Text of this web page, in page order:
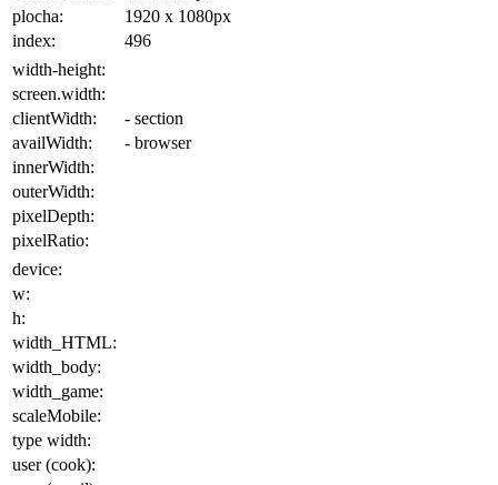
plocha: 1920 x 1080px
index:
496
width-height:
screen.width:
clientWidth:
- section
availWidth:
- browser
innerWidth:
outerWidth:
pixelDepth:
pixelRatio:
device:
w:
h:
width_HTML:
width_body:
width_game:
scaleMobile:
type width:
user (cook):